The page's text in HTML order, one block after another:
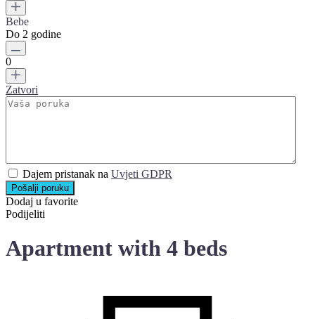
Bebe
Do 2 godine
0
Zatvori
Dajem pristanak na Uvjeti GDPR
Pošalji poruku
Dodaj u favorite
Podijeliti
Apartment with 4 beds